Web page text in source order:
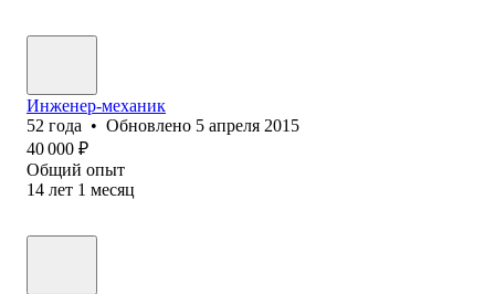
Инженер-механик
52 года • Обновлено 5 апреля 2015
40 000 ₽
Общий опыт
14 лет 1 месяц